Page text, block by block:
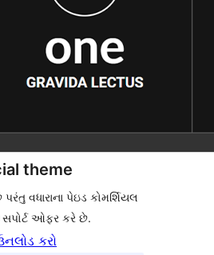
theme
વધારાના પેઇડ કોમર્શિયલ
ઓફર કરે છે.
કરો